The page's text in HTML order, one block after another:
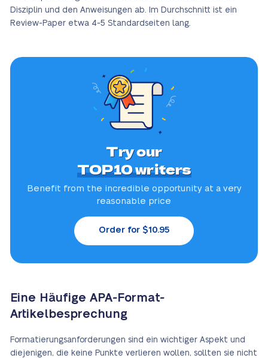
Disziplin und den Anweisungen ab. Im Durchschnitt ist ein
Review-Paper etwa 4-5 Standardseiten lang.
Try our
TOP10 writers
Benefit from the incredible opportunity at a very
reasonable price
Order for $10.95
Eine Häufige APA-Format-
Artikelbesprechung
Formatierungsanforderungen sind ein wichtiger Aspekt und
diejenigen, die keine Punkte verlieren wollen, sollten sie nicht